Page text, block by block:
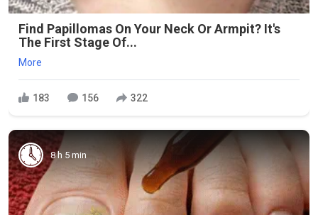
Find Papillomas On Your Neck Or Armpit? It's
The First Stage Of...
More
183 156 322
8 h 5 min